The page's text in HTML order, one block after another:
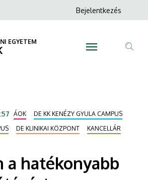
Anonim
menüje
Bejelentkezés
EGYETEM
ÁOK
DE KK KENÉZY GYULA CAMPUS
DE KLINIKAI KÖZPONT
KANCELLÁR
a hatékonyabb